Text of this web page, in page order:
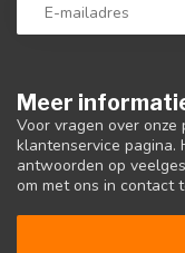
Meer
Voor vragen over onze
klantenservice pagina.
antwoorden op
om met ons in contact